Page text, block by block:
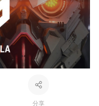
分享